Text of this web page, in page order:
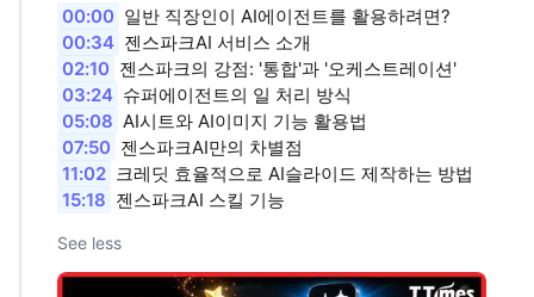
00:00 일반 직장인이 AI에이전트를 활용하려면?
00:34 젠스파크AI 서비스 소개
02:10 젠스파크의 강점: '통합'과 '오케스트레이션'
03:24 슈퍼에이전트의 일 처리 방식
05:08 AI시트와 AI이미지 기능 활용법
07:50 젠스파크AI만의 차별점
11:02 크레딧 효율적으로 AI슬라이드 제작하는 방법
15:18 젠스파크AI 스킬 기능
See less